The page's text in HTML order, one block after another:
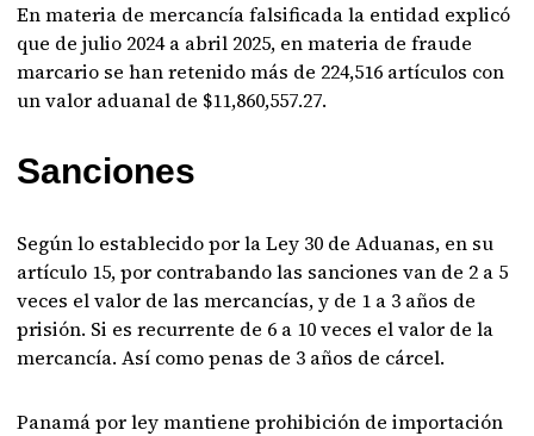
En materia de mercancía falsificada la entidad explicó
que de julio 2024 a abril 2025, en materia de fraude
marcario se han retenido más de 224,516 artículos con
un valor aduanal de $11,860,557.27.
Sanciones
Según lo establecido por la Ley 30 de Aduanas, en su
artículo 15, por contrabando las sanciones van de 2 a 5
veces el valor de las mercancías, y de 1 a 3 años de
prisión. Si es recurrente de 6 a 10 veces el valor de la
mercancía. Así como penas de 3 años de cárcel.
Panamá por ley mantiene prohibición de importación